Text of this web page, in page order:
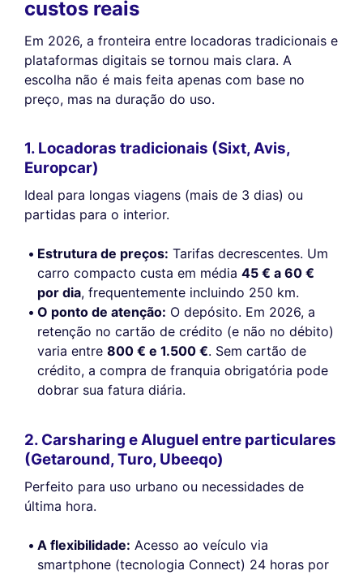
custos reais
Em 2026, a fronteira entre locadoras tradicionais e
plataformas digitais se tornou mais clara. A
escolha não é mais feita apenas com base no
preço, mas na duração do uso.
1. Locadoras tradicionais (Sixt, Avis,
Europcar)
Ideal para longas viagens (mais de 3 dias) ou
partidas para o interior.
Estrutura de preços: Tarifas decrescentes. Um
carro compacto custa em média 45 € a 60 €
por dia, frequentemente incluindo 250 km.
O ponto de atenção: O depósito. Em 2026, a
retenção no cartão de crédito (e não no débito)
varia entre 800 € e 1.500 €. Sem cartão de
crédito, a compra de franquia obrigatória pode
dobrar sua fatura diária.
2. Carsharing e Aluguel entre particulares
(Getaround, Turo, Ubeeqo)
Perfeito para uso urbano ou necessidades de
última hora.
A flexibilidade: Acesso ao veículo via
smartphone (tecnologia Connect) 24 horas por